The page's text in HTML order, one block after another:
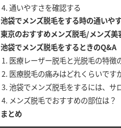
通いやすさを確認する
池袋でメンズ脱毛をする時の通いや
東京のおすすめメンズ脱毛/メンズ美
池袋でメンズ脱毛をするときのQ&A
医療レーザー脱毛と光脱毛の特徴
医療脱毛の痛みはどれくらいです
池袋でメンズ脱毛をするには、サ
メンズ脱毛でおすすめの部位は？
まとめ